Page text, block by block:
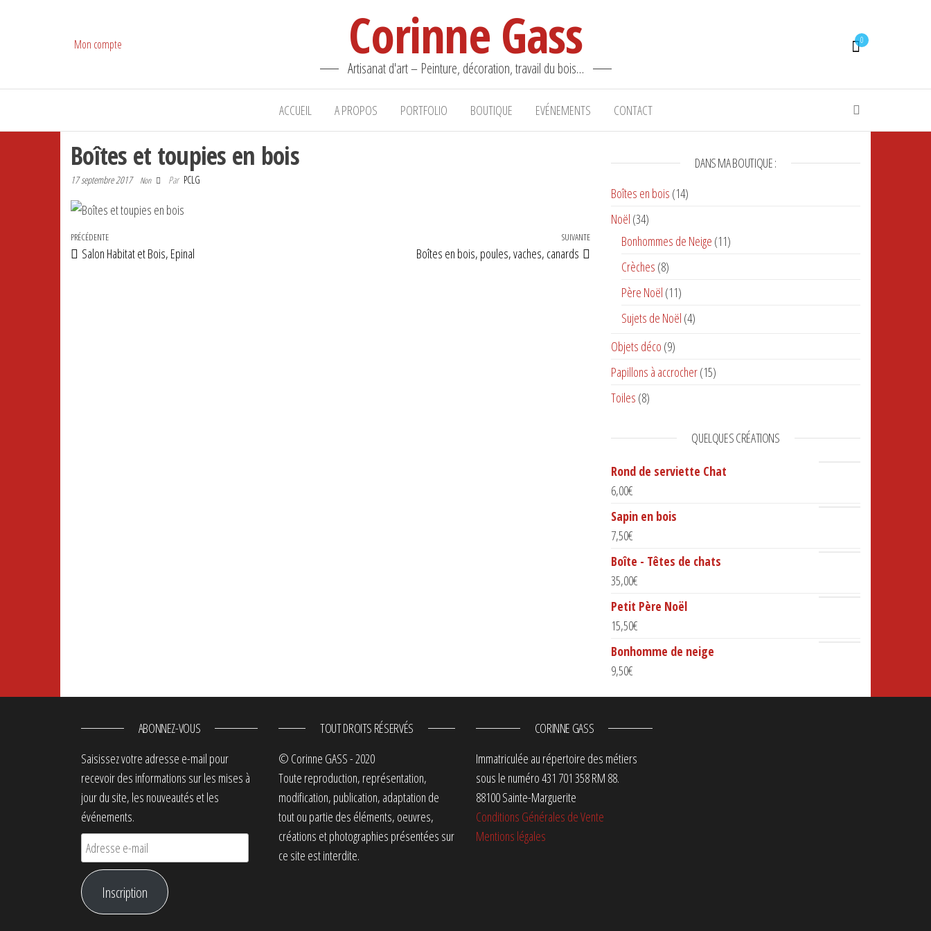
Corinne Gass
Artisanat d'art – Peinture, décoration, travail du bois…
0
Mon compte
ACCUEIL A PROPOS PORTFOLIO BOUTIQUE EVÉNEMENTS CONTACT
Boîtes et toupies en bois
17 septembre 2017 Non Par PCLG
Navigation de l’article
Article précédent
PRÉCÉDENTE
Salon Habitat et Bois, Epinal
Article suivant
SUIVANTE
Boîtes en bois, poules, vaches, canards
DANS MA BOUTIQUE :
Boîtes en bois (14)
Noël (34)
Bonhommes de Neige (11)
Crèches (8)
Père Noël (11)
Sujets de Noël (4)
Objets déco (9)
Papillons à accrocher(15)
Toiles (8)
QUELQUES CRÉATIONS
Rond de serviette Chat
6,00€
Sapin en bois
7,50€
Boîte - Têtes de chats
35,00€
Petit Père Noël
15,50€
Bonhomme de neige
9,50€
ABONNEZ-VOUS
Saisissez votre adresse e-mail pour
recevoir des informations sur les mises à
jour du site, les nouveautés et les
événements.
Adresse e-mail
Inscription
TOUT DROITS RÉSERVÉS
© Corinne GASS - 2020
Toute reproduction, représentation,
modification, publication, adaptation de
tout ou partie des éléments, oeuvres,
créations et photographies présentées sur
ce site est interdite.
CORINNE GASS
Immatriculée au répertoire des métiers
sous le numéro 431 701 358 RM 88.
88100 Sainte-Marguerite
Conditions Générales de Vente
Mentions légales